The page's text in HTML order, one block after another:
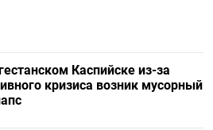
Каспийске из-за
кризиса возник мусорный